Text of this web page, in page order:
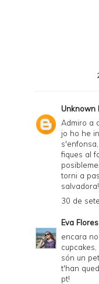
e
d
l
y
a
n
Unknown
Admiro a
jo ho he
fiques al
torni a
30 de
Eva Flores
encara
són un
t'han
pt!